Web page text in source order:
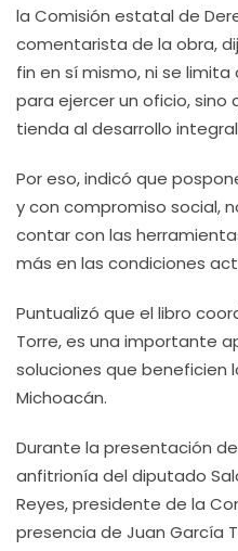
la Comisión estatal de
comentarista de la obra,
fin en sí mismo, ni se
para ejercer un oficio, sino
tienda al desarrollo
Por eso, indicó que
y con compromiso social,
contar con las
más en las condiciones
Puntualizó que el libro
Torre, es una importante
soluciones que beneficien
Michoacán.
Durante la presentación
anfitrionía del diputado
Reyes, presidente de la
presencia de Juan García